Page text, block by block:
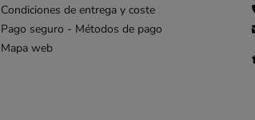
Condiciones de entrega y coste
Pago seguro - Métodos de pago
Mapa web